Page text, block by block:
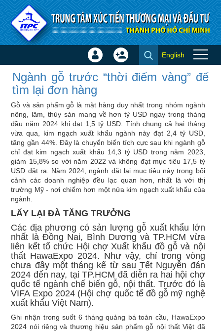
Truy cập nội dung luôn
Ngành gỗ trước “thời điểm
vàng” để tìm lại đơn hàng - Tin
trong nước
Đăng
Tạo
khoản
English
×
Ngành gỗ trước “thời điểm vàng” để
tìm lại đơn hàng
Gỗ và sản phẩm gỗ là mặt hàng duy nhất trong nhóm ngành
nông, lâm, thủy sản mang về hơn tỷ USD ngay trong tháng
đầu năm 2024 khi đạt 1,5 tỷ USD. Tính chung cả hai tháng
vừa qua, kim ngạch xuất khẩu ngành này đạt 2,4 tỷ USD,
tăng gần 44%. Đây là chuyển biến tích cực sau khi ngành gỗ
chỉ đạt kim ngạch xuất khẩu 14,3 tỷ USD trong năm 2023,
giảm 15,8% so với năm 2022 và không đạt mục tiêu 17,5 tỷ
USD đặt ra. Năm 2024, ngành đặt lại mục tiêu này trong bối
cảnh các doanh nghiệp đều lạc quan hơn, nhất là với thị
trường Mỹ - nơi chiếm hơn một nửa kim ngạch xuất khẩu của
ngành.
LẤY LẠI ĐÀ TĂNG TRƯỞNG
Các địa phương có sản lượng gỗ xuất khẩu lớn
nhất là Đồng Nai, Bình Dương và TP.HCM vừa
liên kết tổ chức Hội chợ Xuất khẩu đồ gỗ và nội
thất HawaExpo 2024. Như vậy, chỉ trong vòng
chưa đầy một tháng kể từ sau Tết Nguyên đán
2024 đến nay, tại TP.HCM đã diễn ra hai hội chợ
quốc tế ngành chế biến gỗ, nội thất. Trước đó là
VIFA Expo 2024 (Hội chợ quốc tế đồ gỗ mỹ nghệ
xuất khẩu Việt Nam).
Ghi nhận trong suốt 6 tháng quảng bá toàn cầu, HawaExpo
2024 nói riêng và thương hiệu sản phẩm gỗ nội thất Việt đã